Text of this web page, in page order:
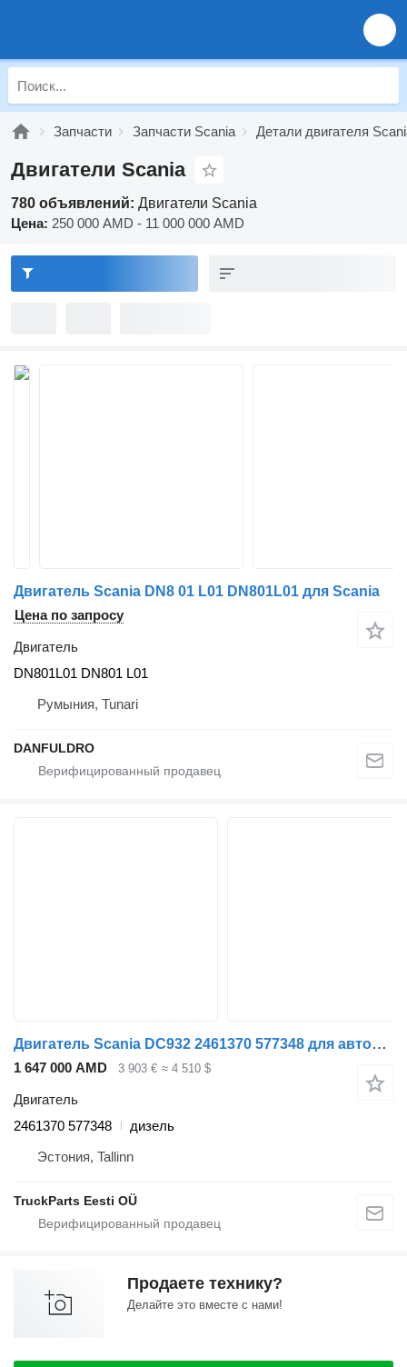
Запчасти Запчасти Scania Детали двигателя
Двигатели Scania
780 объявлений: Двигатели Scania
Цена: 250 000 AMD - 11 000 000 AMD
Двигатель Scania DN8 01 L01 DN801L01 для Scania
Цена по запросу
Двигатель
DN801L01 DN801 L01
Румыния, Tunari
DANFULDRO
Двигатель Scania DC932 2461370 577348 для автобуса Scania F, K, N-Series (2016-)
1 647 000 AMD 3 903 € ≈ 4 510 $
Двигатель
2461370 577348
дизель
Эстония, Tallinn
TruckParts Eesti OÜ
Продаете технику?
Делайте это вместе с нами!